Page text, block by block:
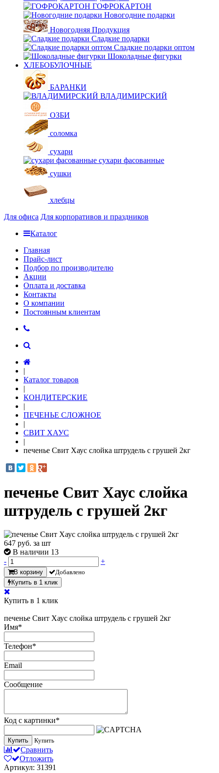
ГОФРОКАРТОН
Новогодние подарки
Новогодняя Продукция
Сладкие подарки
Сладкие подарки оптом
Шоколадные фигурки
ХЛЕБОБУЛОЧНЫЕ
БАРАНКИ
ВЛАДИМИРСКИЙ
ОЗБИ
соломка
сухари
сухари фасованные
сушки
хлебцы
Для офиса Для корпоративов и праздников
Каталог
Главная
Прайс-лист
Подбор по производителю
Акции
Оплата и доставка
Контакты
О компании
Постоянным клиентам
|
Каталог товаров
|
КОНДИТЕРСКИЕ
|
ПЕЧЕНЬЕ СЛОЖНОЕ
|
СВИТ ХАУС
|
печенье Свит Хаус слойка штрудель с грушей 2кг
печенье Свит Хаус слойка
штрудель с грушей 2кг
647 руб. за шт
В наличии 13
-
+
В корзину
Добавлено
Купить в 1 клик
Купить в 1 клик
печенье Свит Хаус слойка штрудель с грушей 2кг
Имя*
Телефон*
Email
Сообщение
Код с картинки*
Купить Купить
Сравнить
Отложить
Артикул: 31391